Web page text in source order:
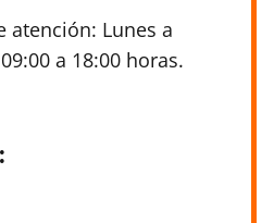
atención: Lunes a
a 18:00 horas.
: